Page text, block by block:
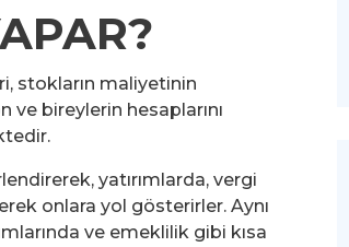
stokların maliyetinin
bireylerin hesaplarını
yatırımlarda, vergi
onlara yol gösterirler. Aynı
ve emeklilik gibi kısa